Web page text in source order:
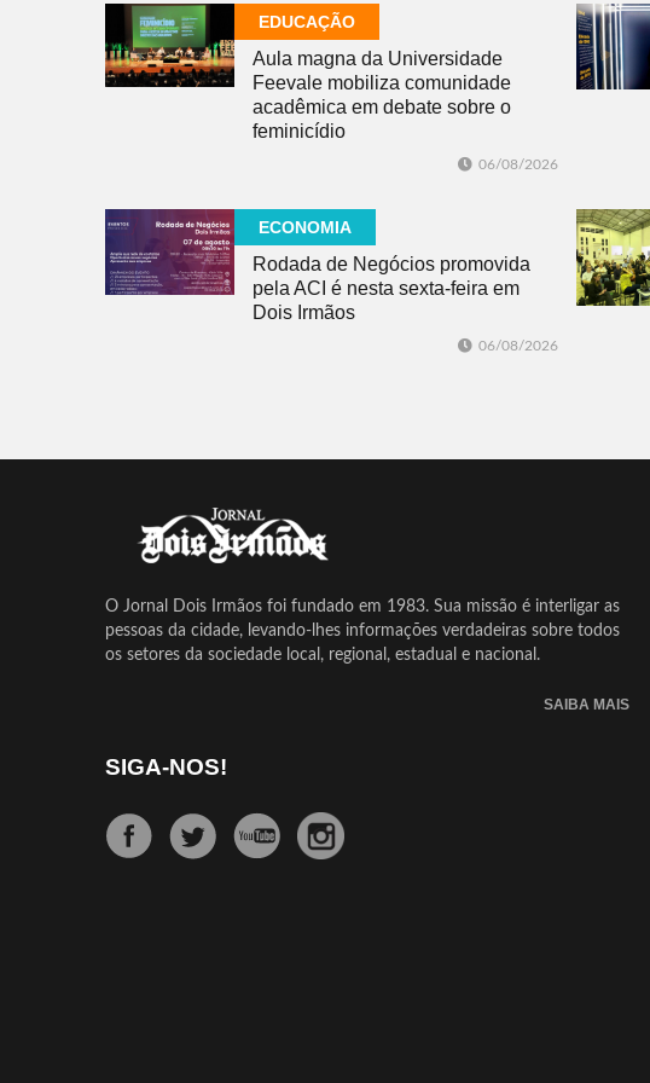
EDUCAÇÃO
Aula magna da Universidade
Feevale mobiliza comunidade
acadêmica em debate sobre o
feminicídio
06/08/2026
ECONOMIA
Rodada de Negócios promovida
pela ACI é nesta sexta-feira em
Dois Irmãos
06/08/2026
O Jornal Dois Irmãos foi fundado em 1983. Sua missão é interligar as
pessoas da cidade, levando-lhes informações verdadeiras sobre todos
os setores da sociedade local, regional, estadual e nacional.
SAIBA MAIS
SIGA-NOS!